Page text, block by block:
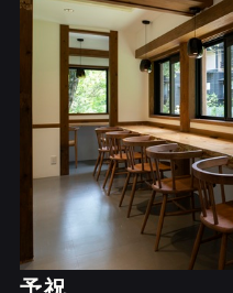
予祝